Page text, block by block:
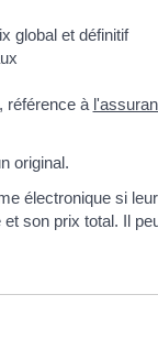
global et définitif
référence à
original.
électronique si
son prix total. Il